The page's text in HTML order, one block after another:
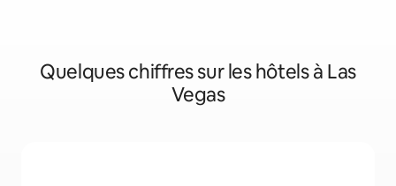
Quelques chiffres sur les hôtels à Las
Vegas